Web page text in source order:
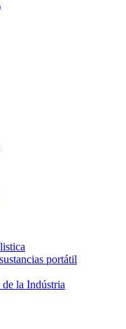
portátil
la Indústria